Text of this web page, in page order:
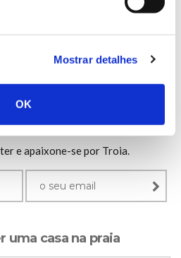
Mostrar detalhes
OK
e apaixone-se por Troia.
uma casa na praia